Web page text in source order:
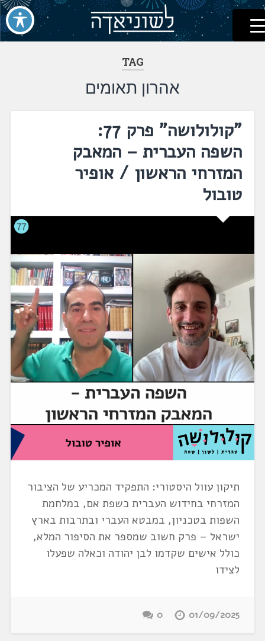
דלג
לתוכן
לשוניאדה
עברית. לשון. שפה
TAG
אהרון תאומים
"קולולושה" פרק 77:
השפה העברית – המאבק
המזרחי הראשון / אופיר
טובול
תיקון עוול היסטורי: התפקיד המכריע של הציבור
המזרחי בחידוש העברית כשפת אם, במלחמת
השפות בטכניון, במבטא העברי ובתרבות בארץ
ישראל – פרק חשוב שמספר את הסיפור המלא,
כולל אישים שקדמו לבן יהודה וכאלה שפעלו
לצידו
01/09/2025
0